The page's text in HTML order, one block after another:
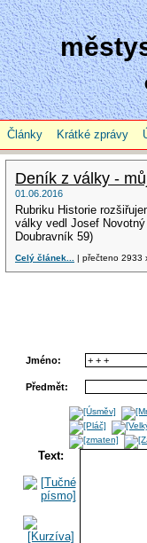
Články Krátké zprávy
Deník z války -
01.06.2016
Rubriku Historie
války vedl Josef
Doubravník 59)
Celý článek... | přečteno 2933
Jméno:
Předmět:
Text: